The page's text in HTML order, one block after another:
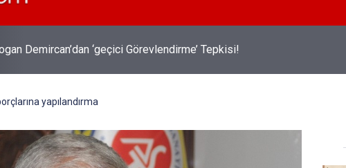
Demircan’dan ‘geçici Görevlendirme’ Tepkisi!
yapılandırma